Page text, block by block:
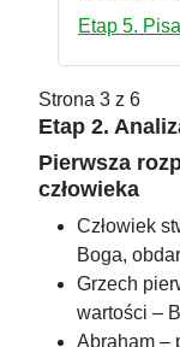
Etap 5.
Strona 3 z 6
Etap 2.
Pierwsza
człowieka
Człowiek
Boga,
Grzech
wartości –
Abraham –